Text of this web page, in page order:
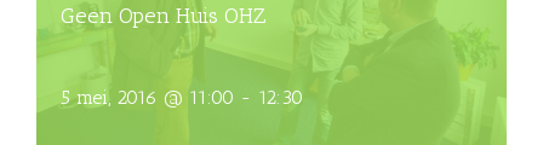
Geen Open Huis OHZ
5 mei, 2016 @ 11:00 - 12:30